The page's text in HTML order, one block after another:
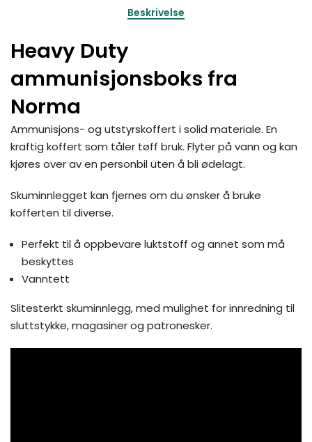
Beskrivelse
Heavy Duty
ammunisjonsboks fra
Norma
Ammunisjons- og utstyrskoffert i solid materiale. En
kraftig koffert som tåler tøff bruk. Flyter på vann og kan
kjøres over av en personbil uten å bli ødelagt.
Skuminnlegget kan fjernes om du ønsker å bruke
kofferten til diverse.
Perfekt til å oppbevare luktstoff og annet som må
beskyttes
Vanntett
Slitesterkt skuminnlegg, med mulighet for innredning til
sluttstykke, magasiner og patronesker.